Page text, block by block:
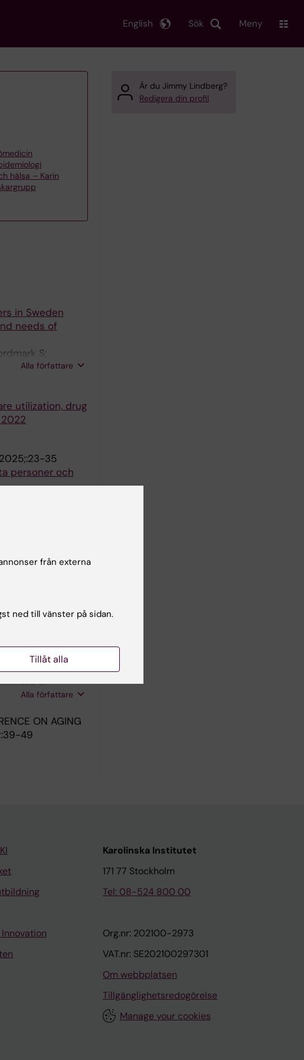
Sök
English Meny
hälsa – Karin
in Sweden
needs of
S;
Alla författare
utilization, drug
2025;:23-35
personer och
in Sweden
needs of
S;
Alla författare
ON AGING
49
Är du Jimmy Lindberg?
Redigera din profil
Karolinska Institutet
171 77 Stockholm
Tel: 08-524 800 00
Org.nr: 202100-2973
VAT.nr: SE202100297301
Om webbplatsen
Tillgänglighetsredogörelse
Manage your cookies
från externa
ned till vänster på sidan.
Tillåt alla